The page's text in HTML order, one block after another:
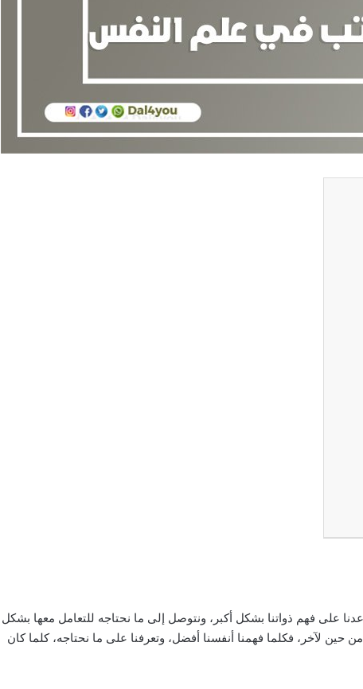
على فهم ذواتنا بشكل أكبر، ونتوصل إلى ما نحتاجه للتعامل معها بشكل
حين لآخر، فكلما فهمنا أنفسنا أفضل، وتعرفنا على ما نحتاجه، كلما كان